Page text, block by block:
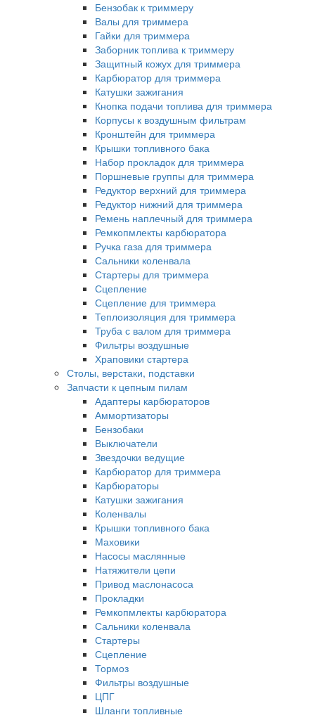
Бензобак к триммеру
Валы для триммера
Гайки для триммера
Заборник топлива к триммеру
Защитный кожух для триммера
Карбюратор для триммера
Катушки зажигания
Кнопка подачи топлива для триммера
Корпусы к воздушным фильтрам
Кронштейн для триммера
Крышки топливного бака
Набор прокладок для триммера
Поршневые группы для триммера
Редуктор верхний для триммера
Редуктор нижний для триммера
Ремень наплечный для триммера
Ремкопмлекты карбюратора
Ручка газа для триммера
Сальники коленвала
Стартеры для триммера
Сцепление
Сцепление для триммера
Теплоизоляция для триммера
Труба с валом для триммера
Фильтры воздушные
Храповики стартера
Столы, верстаки, подставки
Запчасти к цепным пилам
Адаптеры карбюраторов
Аммортизаторы
Бензобаки
Выключатели
Звездочки ведущие
Карбюратор для триммера
Карбюраторы
Катушки зажигания
Коленвалы
Крышки топливного бака
Маховики
Насосы маслянные
Натяжители цепи
Привод маслонасоса
Прокладки
Ремкопмлекты карбюратора
Сальники коленвала
Стартеры
Сцепление
Тормоз
Фильтры воздушные
ЦПГ
Шланги топливные